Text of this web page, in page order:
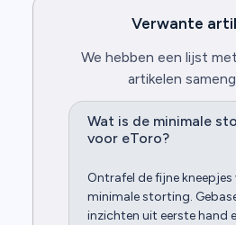
Verwante
We hebben een lijst
artikelen
Wat is de minimale
voor eToro?
Ontrafel de fijne kneepjes
minimale storting.
inzichten uit eerste hand